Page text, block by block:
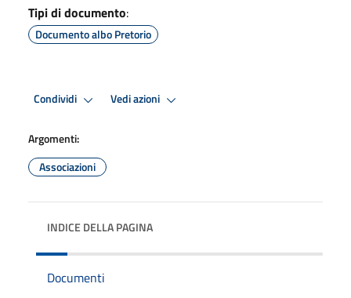
Tipi di documento:
Documento albo Pretorio
Condividi Vedi azioni
Argomenti:
Associazioni
INDICE DELLA PAGINA
Documenti